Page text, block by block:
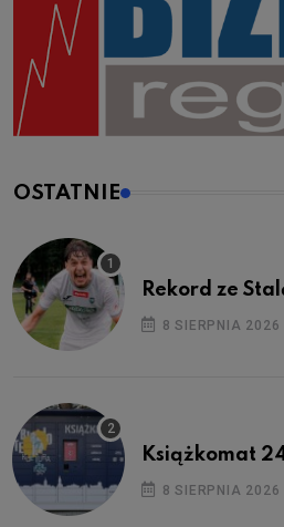
OSTATNIE
Rekord ze
8 SIERPNIA 2026
Książkomat
8 SIERPNIA 2026